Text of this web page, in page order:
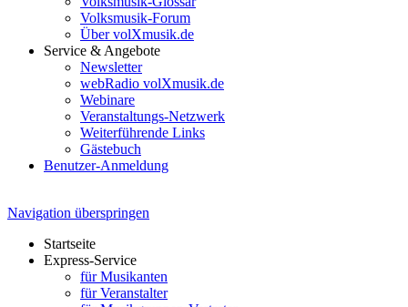
Volksmusik-Forum
Über volXmusik.de
Service & Angebote
Newsletter
webRadio volXmusik.de
Webinare
Veranstaltungs-Netzwerk
Weiterführende Links
Gästebuch
Benutzer-Anmeldung
Navigation überspringen
Startseite
Express-Service
für Musikanten
für Veranstalter